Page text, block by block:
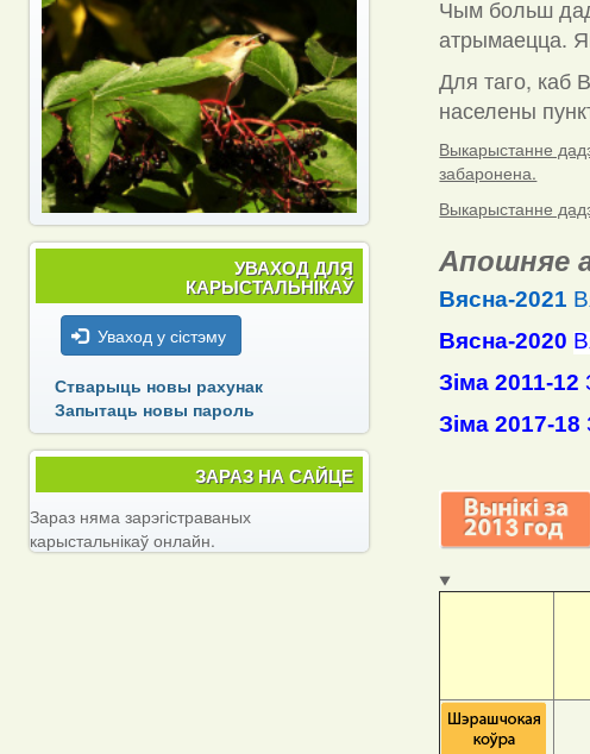
Чым больш
атрымаецца.
Для таго, каб
населены
Выкарыстанне
забаронена.
Выкарыстанне
Апошняе
Вясна-2021
Вясна-2020
Зіма 2011-12
Зіма 2017-18
УВАХОД ДЛЯ
КАРЫСТАЛЬНІКАЎ
Уваход у сістэму
Стварыць новы рахунак
Запытаць новы пароль
ЗАРАЗ НА САЙЦЕ
Зараз няма зарэгістраваных
карыстальнікаў онлайн.